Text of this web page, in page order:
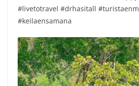
#livetotravel #drhasitall
#keilaensamana